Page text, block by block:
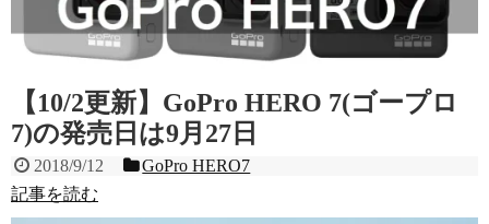
【10/2更新】GoPro HERO 7(ゴープロ
7)の発売日は9月27日
2018/9/12
GoPro HERO7
記事を読む